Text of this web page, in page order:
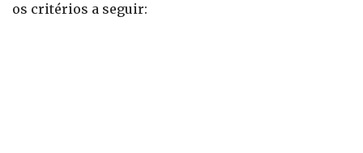
os critérios a seguir: